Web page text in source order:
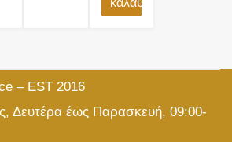
– EST 2016
Δευτέρα έως Παρασκευή, 09:00-